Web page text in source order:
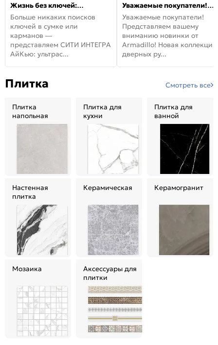
Жизнь без ключей:
встречайте новую дверь
СИТИ ИНТЕГРА АйКью!
Больше никаких поисков
ключей в сумке или
карманов —
представляем СИТИ ИНТЕГРА
АйКью: ультрас...
Уважаемые покупатели!
Представляем вашему
вниманию новинки от
Armadillo!
Уважаемые покупатели!
Представляем вашему
вниманию новинки от
Armadillo! Новая коллекция
дверных ру...
Плитка Смотреть все
Плитка
напольная
Плитка для
кухни
Плитка для
ванной
Настенная
плитка
Керамическая Керамогранит
Мозаика
Аксессуары для
плитки